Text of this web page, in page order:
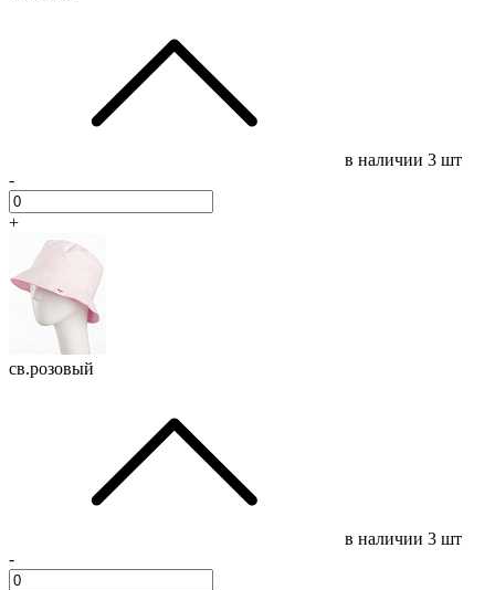
в наличии 3 шт
-
+
св.розовый
в наличии 3 шт
-